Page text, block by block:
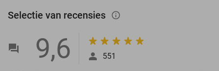
Selectie van recensies info_outlined
9,6 551